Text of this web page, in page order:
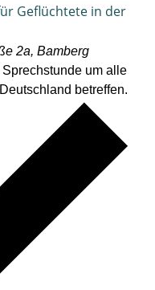
Geflüchtete in der
2a, Bamberg
um alle
betreffen.